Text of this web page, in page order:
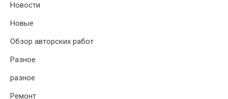
Новости
Новые
Обзор авторских работ
Разное
разное
Ремонт